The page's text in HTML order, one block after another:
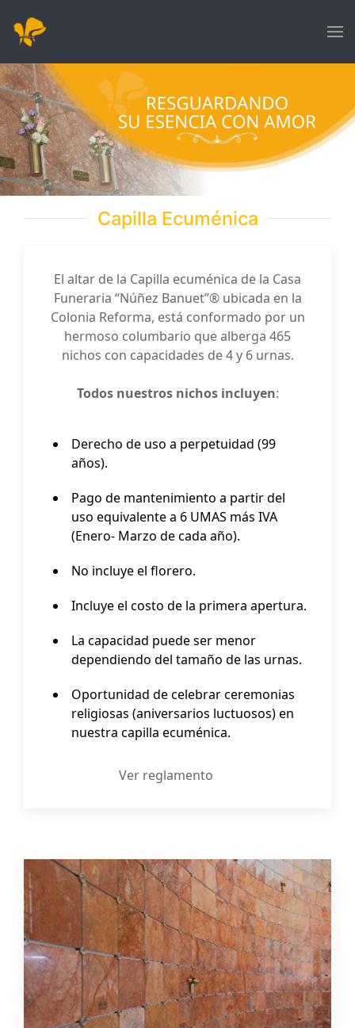
Capilla Ecuménica
El altar de la Capilla ecuménica de la Casa
Funeraria “Núñez Banuet”® ubicada en la
Colonia Reforma, está conformado por un
hermoso columbario que alberga 465
nichos con capacidades de 4 y 6 urnas.
Todos nuestros nichos incluyen:
Derecho de uso a perpetuidad (99
años).
Pago de mantenimiento a partir del
uso equivalente a 6 UMAS más IVA
(Enero- Marzo de cada año).
No incluye el florero.
Incluye el costo de la primera apertura.
La capacidad puede ser menor
dependiendo del tamaño de las urnas.
Oportunidad de celebrar ceremonias
religiosas (aniversarios luctuosos) en
nuestra capilla ecuménica.
Ver reglamento